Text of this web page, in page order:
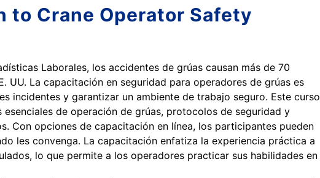
to Crane Operator Safety
Laborales, los accidentes de grúas causan más de 70
UU. La capacitación en seguridad para operadores de grúas es
incidentes y garantizar un ambiente de trabajo seguro. Este curso
esenciales de operación de grúas, protocolos de seguridad y
Con opciones de capacitación en línea, los participantes pueden
les convenga. La capacitación enfatiza la experiencia práctica a
lo que permite a los operadores practicar sus habilidades en